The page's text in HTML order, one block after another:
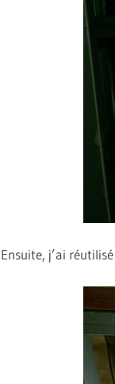
Ensuite, j’ai